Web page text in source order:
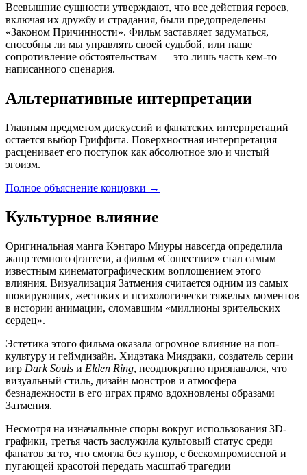
Всевышние сущности утверждают, что все действия героев,
включая их дружбу и страдания, были предопределены
«Законом Причинности». Фильм заставляет задуматься,
способны ли мы управлять своей судьбой, или наше
сопротивление обстоятельствам — это лишь часть кем-то
написанного сценария.
Альтернативные интерпретации
Главным предметом дискуссий и фанатских интерпретаций
остается выбор Гриффита. Поверхностная интерпретация
расценивает его поступок как абсолютное зло и чистый
эгоизм.
Полное объяснение концовки →
Культурное влияние
Оригинальная манга Кэнтаро Миуры навсегда определила
жанр темного фэнтези, а фильм «Сошествие» стал самым
известным кинематографическим воплощением этого
влияния. Визуализация Затмения считается одним из самых
шокирующих, жестоких и психологически тяжелых моментов
в истории анимации, сломавшим «миллионы зрительских
сердец».
Эстетика этого фильма оказала огромное влияние на поп-
культуру и геймдизайн. Хидэтака Миядзаки, создатель серии
игр Dark Souls и Elden Ring, неоднократно признавался, что
визуальный стиль, дизайн монстров и атмосфера
безнадежности в его играх прямо вдохновлены образами
Затмения.
Несмотря на изначальные споры вокруг использования 3D-
графики, третья часть заслужила культовый статус среди
фанатов за то, что смогла без купюр, с бескомпромиссной и
пугающей красотой передать масштаб трагедии